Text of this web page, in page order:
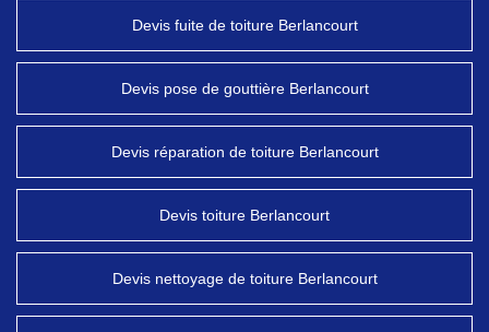
Devis fuite de toiture Berlancourt
Devis pose de gouttière Berlancourt
Devis réparation de toiture Berlancourt
Devis toiture Berlancourt
Devis nettoyage de toiture Berlancourt